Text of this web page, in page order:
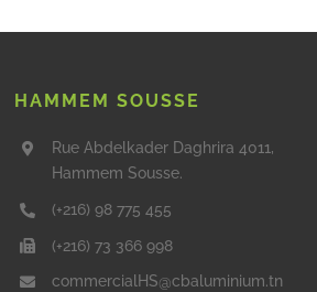
HAMMEM SOUSSE
Rue Abdelkader Daghrira 4011,
Hammem Sousse.
(+216) 98 775 455
(+216) 73 366 998
commercialHS@cbaluminium.tn